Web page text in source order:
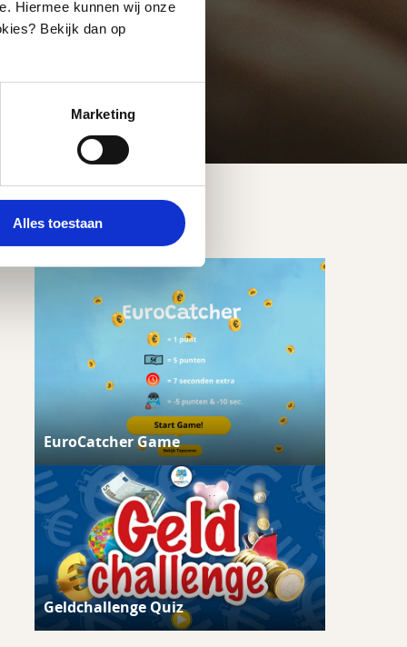
Hiermee kunnen wij onze
Bekijk dan op
Marketing
Alles toestaan
Fun
EuroCatcher Game
Geldchallenge Quiz